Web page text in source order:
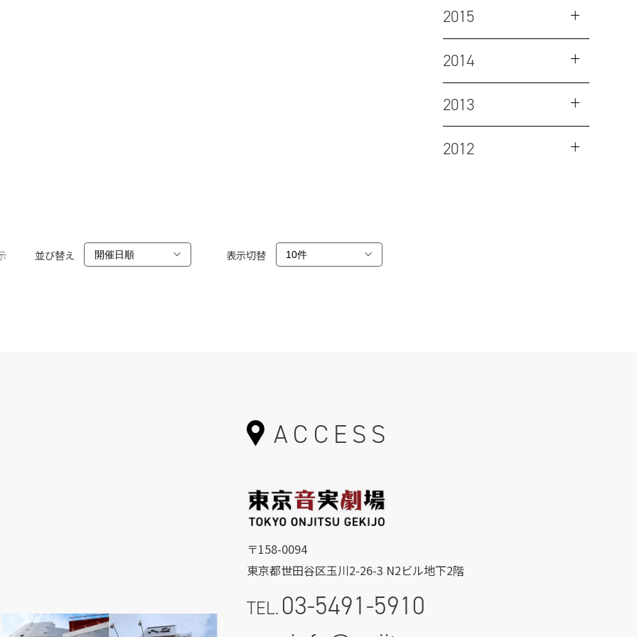
2015
2014
2013
2012
並び替え 表示切替
ACCESS
〒158-0094
東京都世田谷区玉川2-26-3 N2ビル地下2階
TEL.03-5491-5910